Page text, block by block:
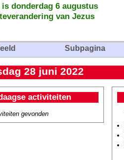
is donderdag 6 augustus
van Jezus
Subpagina
28 juni 2022
activiteiten
gevonden